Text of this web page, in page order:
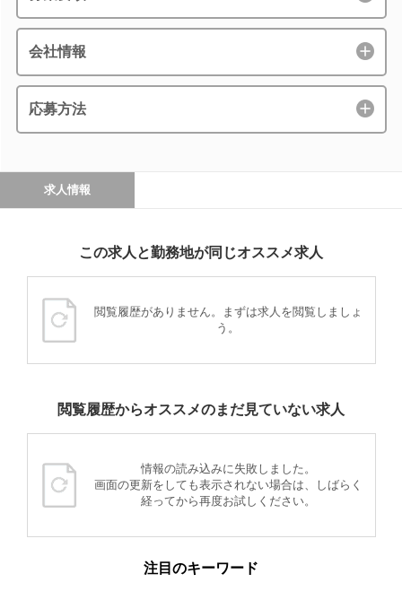
会社情報
応募方法
求人情報
この求人と勤務地が同じオススメ求人
閲覧履歴がありません。まずは求人を閲覧しましょ
う。
閲覧履歴からオススメのまだ見ていない求人
情報の読み込みに失敗しました。
画面の更新をしても表示されない場合は、しばらく
経ってから再度お試しください。
注目のキーワード